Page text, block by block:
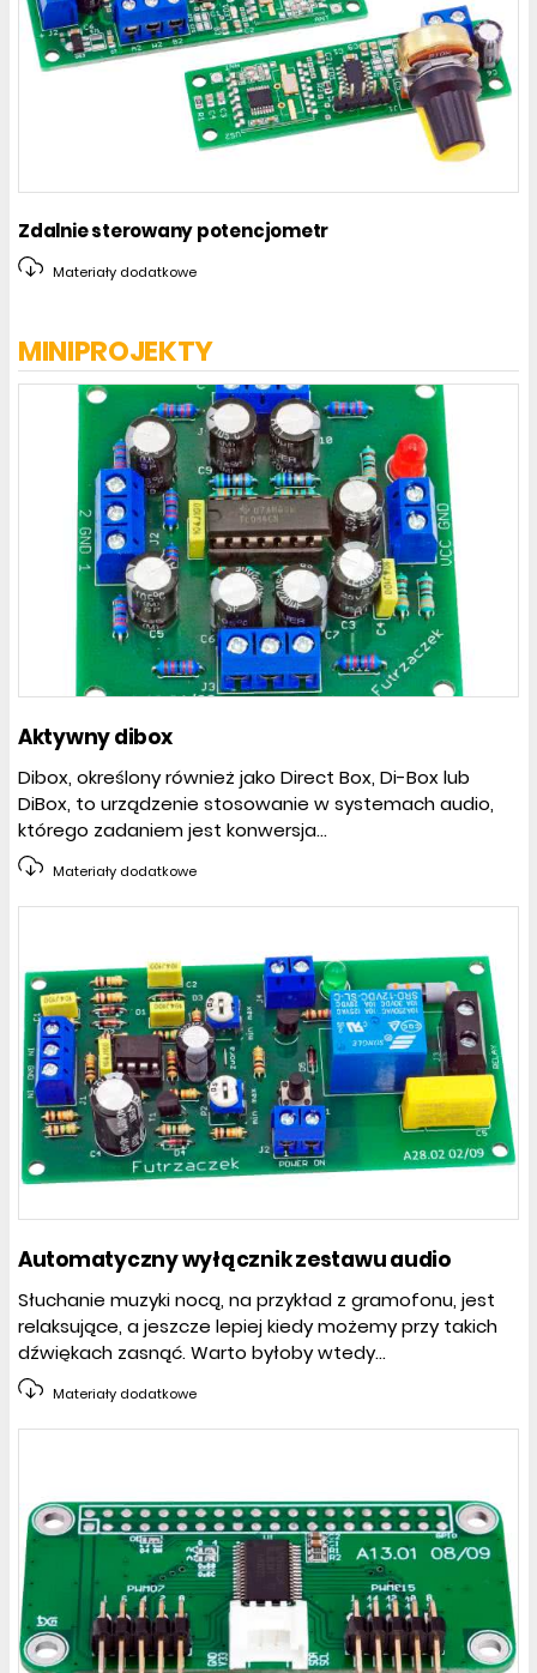
Zdalnie sterowany potencjometr
Materiały dodatkowe
MINIPROJEKTY
Aktywny dibox
Dibox, określony również jako Direct Box, Di-Box lub
DiBox, to urządzenie stosowanie w systemach audio,
którego zadaniem jest konwersja...
Materiały dodatkowe
Automatyczny wyłącznik zestawu audio
Słuchanie muzyki nocą, na przykład z gramofonu, jest
relaksujące, a jeszcze lepiej kiedy możemy przy takich
dźwiękach zasnąć. Warto byłoby wtedy...
Materiały dodatkowe